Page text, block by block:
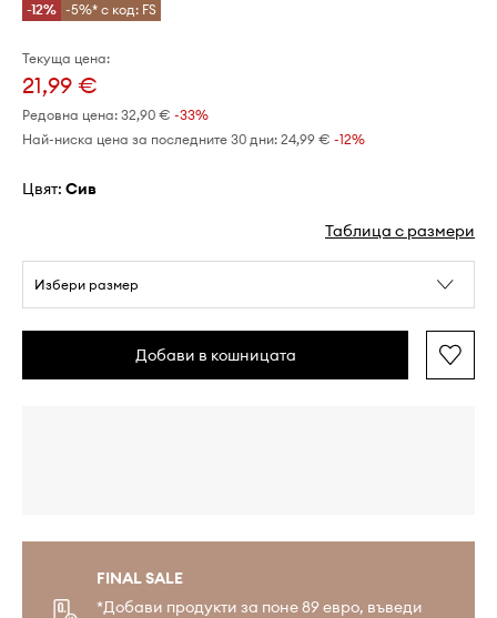
-12% -5%* с код: FS
Текуща цена:
21,99 €
Редовна цена: 32,90 € -33%
Най-ниска цена за последните 30 дни: 24,99 € -12%
Цвят: сив
Таблица с размери
Избери размер
Добави в кошницата
FINAL SALE
*Добави продукти за поне 89 евро, въведи